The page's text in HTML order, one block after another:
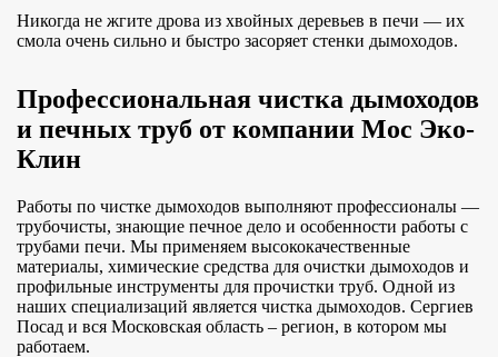
Никогда не жгите дрова из хвойных деревьев в печи — их
смола очень сильно и быстро засоряет стенки дымоходов.
Профессиональная чистка дымоходов
и печных труб от компании Мос Эко-
Клин
Работы по чистке дымоходов выполняют профессионалы —
трубочисты, знающие печное дело и особенности работы с
трубами печи. Мы применяем высококачественные
материалы, химические средства для очистки дымоходов и
профильные инструменты для прочистки труб. Одной из
наших специализаций является чистка дымоходов. Сергиев
Посад и вся Московская область – регион, в котором мы
работаем.